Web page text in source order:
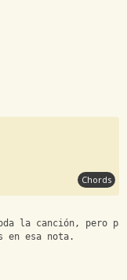
Chords
la canción, pero
en esa nota.